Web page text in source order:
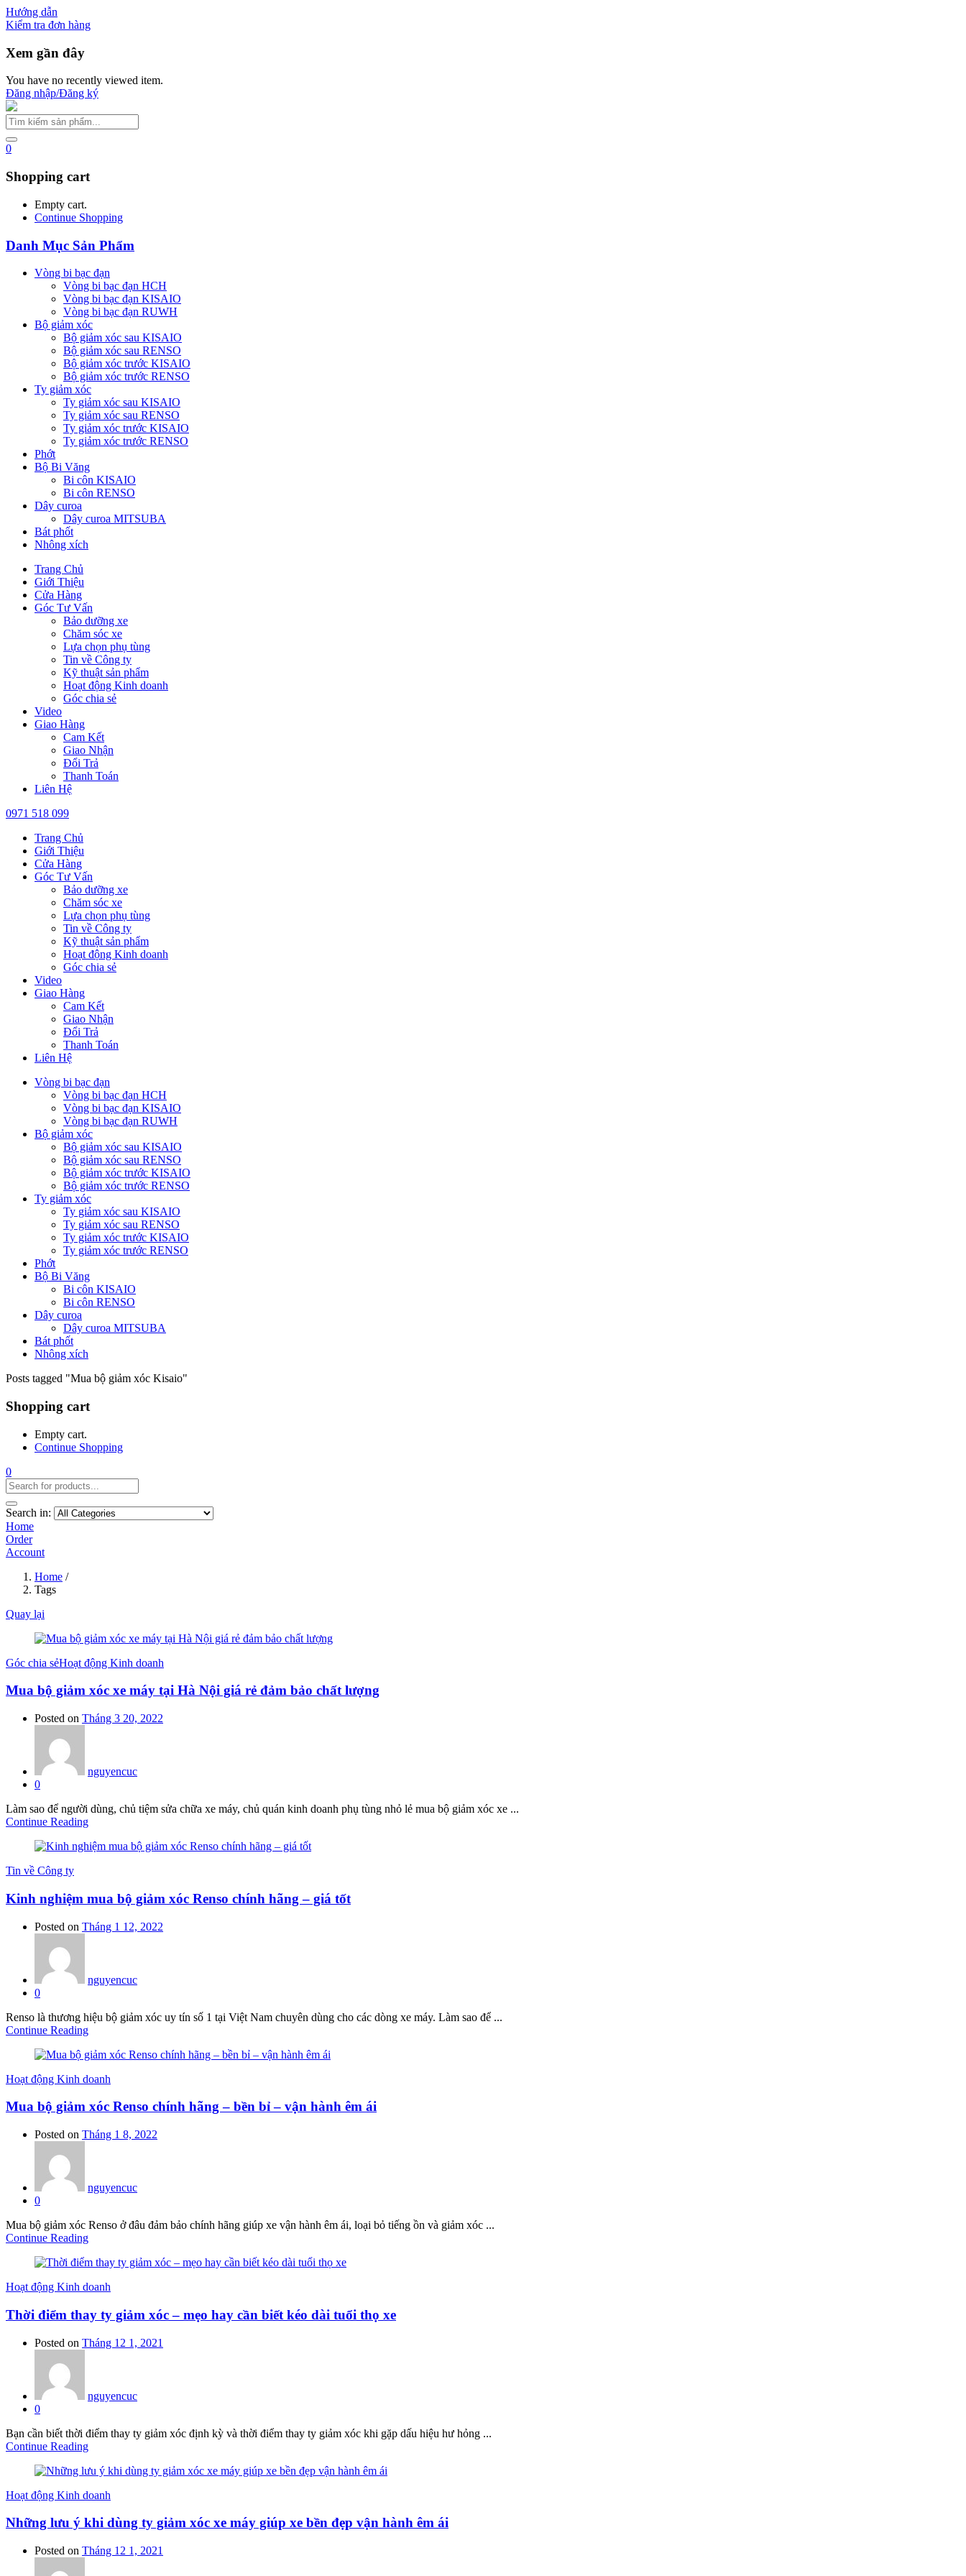
Hướng dẫn
Kiểm tra đơn hàng
Xem gần đây
You have no recently viewed item.
Đăng nhập/Đăng ký
0
Shopping cart
Empty cart.
Continue Shopping
Danh Mục Sản Phẩm
Vòng bi bạc đạn
Vòng bi bạc đạn HCH
Vòng bi bạc đạn KISAIO
Vòng bi bạc đạn RUWH
Bộ giảm xóc
Bộ giảm xóc sau KISAIO
Bộ giảm xóc sau RENSO
Bộ giảm xóc trước KISAIO
Bộ giảm xóc trước RENSO
Ty giảm xóc
Ty giảm xóc sau KISAIO
Ty giảm xóc sau RENSO
Ty giảm xóc trước KISAIO
Ty giảm xóc trước RENSO
Phớt
Bộ Bi Văng
Bi côn KISAIO
Bi côn RENSO
Dây curoa
Dây curoa MITSUBA
Bát phốt
Nhông xích
Trang Chủ
Giới Thiệu
Cửa Hàng
Góc Tư Vấn
Bảo dưỡng xe
Chăm sóc xe
Lựa chọn phụ tùng
Tin về Công ty
Kỹ thuật sản phẩm
Hoạt động Kinh doanh
Góc chia sẻ
Video
Giao Hàng
Cam Kết
Giao Nhận
Đổi Trả
Thanh Toán
Liên Hệ
0971 518 099
Trang Chủ
Giới Thiệu
Cửa Hàng
Góc Tư Vấn
Bảo dưỡng xe
Chăm sóc xe
Lựa chọn phụ tùng
Tin về Công ty
Kỹ thuật sản phẩm
Hoạt động Kinh doanh
Góc chia sẻ
Video
Giao Hàng
Cam Kết
Giao Nhận
Đổi Trả
Thanh Toán
Liên Hệ
Vòng bi bạc đạn
Vòng bi bạc đạn HCH
Vòng bi bạc đạn KISAIO
Vòng bi bạc đạn RUWH
Bộ giảm xóc
Bộ giảm xóc sau KISAIO
Bộ giảm xóc sau RENSO
Bộ giảm xóc trước KISAIO
Bộ giảm xóc trước RENSO
Ty giảm xóc
Ty giảm xóc sau KISAIO
Ty giảm xóc sau RENSO
Ty giảm xóc trước KISAIO
Ty giảm xóc trước RENSO
Phớt
Bộ Bi Văng
Bi côn KISAIO
Bi côn RENSO
Dây curoa
Dây curoa MITSUBA
Bát phốt
Nhông xích
Posts tagged "Mua bộ giảm xóc Kisaio"
Shopping cart
Empty cart.
Continue Shopping
0
Search in:
Home
Order
Account
Home /
Tags
Quay lại
Góc chia sẻHoạt động Kinh doanh
Mua bộ giảm xóc xe máy tại Hà Nội giá rẻ đảm bảo chất lượng
Posted on Tháng 3 20, 2022
nguyencuc
0
Làm sao để người dùng, chủ tiệm sửa chữa xe máy, chủ quán kinh doanh phụ tùng nhỏ lẻ mua bộ giảm xóc xe ...
Continue Reading
Tin về Công ty
Kinh nghiệm mua bộ giảm xóc Renso chính hãng – giá tốt
Posted on Tháng 1 12, 2022
nguyencuc
0
Renso là thương hiệu bộ giảm xóc uy tín số 1 tại Việt Nam chuyên dùng cho các dòng xe máy. Làm sao để ...
Continue Reading
Hoạt động Kinh doanh
Mua bộ giảm xóc Renso chính hãng – bền bỉ – vận hành êm ái
Posted on Tháng 1 8, 2022
nguyencuc
0
Mua bộ giảm xóc Renso ở đâu đảm bảo chính hãng giúp xe vận hành êm ái, loại bỏ tiếng ồn và giảm xóc ...
Continue Reading
Hoạt động Kinh doanh
Thời điểm thay ty giảm xóc – mẹo hay cần biết kéo dài tuổi thọ xe
Posted on Tháng 12 1, 2021
nguyencuc
0
Bạn cần biết thời điểm thay ty giảm xóc định kỳ và thời điểm thay ty giảm xóc khi gặp dấu hiệu hư hỏng ...
Continue Reading
Hoạt động Kinh doanh
Những lưu ý khi dùng ty giảm xóc xe máy giúp xe bền đẹp vận hành êm ái
Posted on Tháng 12 1, 2021